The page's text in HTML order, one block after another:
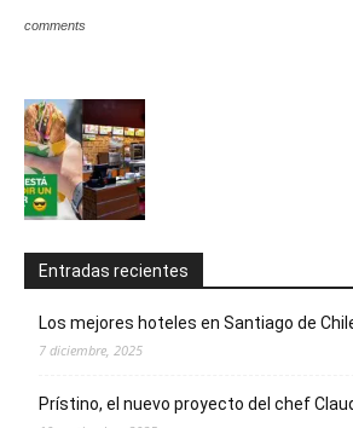
comments
Entradas recientes
Los mejores hoteles en Santiago de
7 diciembre, 2025
Prístino, el nuevo proyecto del chef